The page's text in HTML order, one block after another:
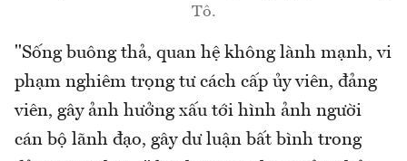
Tô.
"Sống buông thả, quan hệ không lành mạnh, vi
phạm nghiêm trọng tư cách cấp ủy viên, đảng
viên, gây ảnh hưởng xấu tới hình ảnh người
cán bộ lãnh đạo, gây dư luận bất bình trong